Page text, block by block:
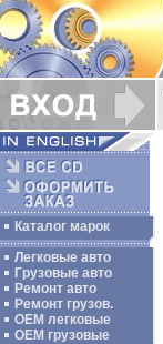
Каталог марок
Легковые авто
Грузовые авто
Ремонт авто
Ремонт грузов.
ОЕМ легковые
OEM грузовые